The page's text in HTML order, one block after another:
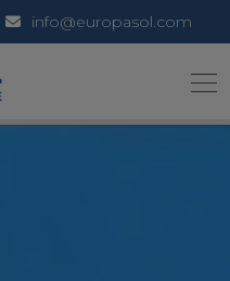
info@europasol.com